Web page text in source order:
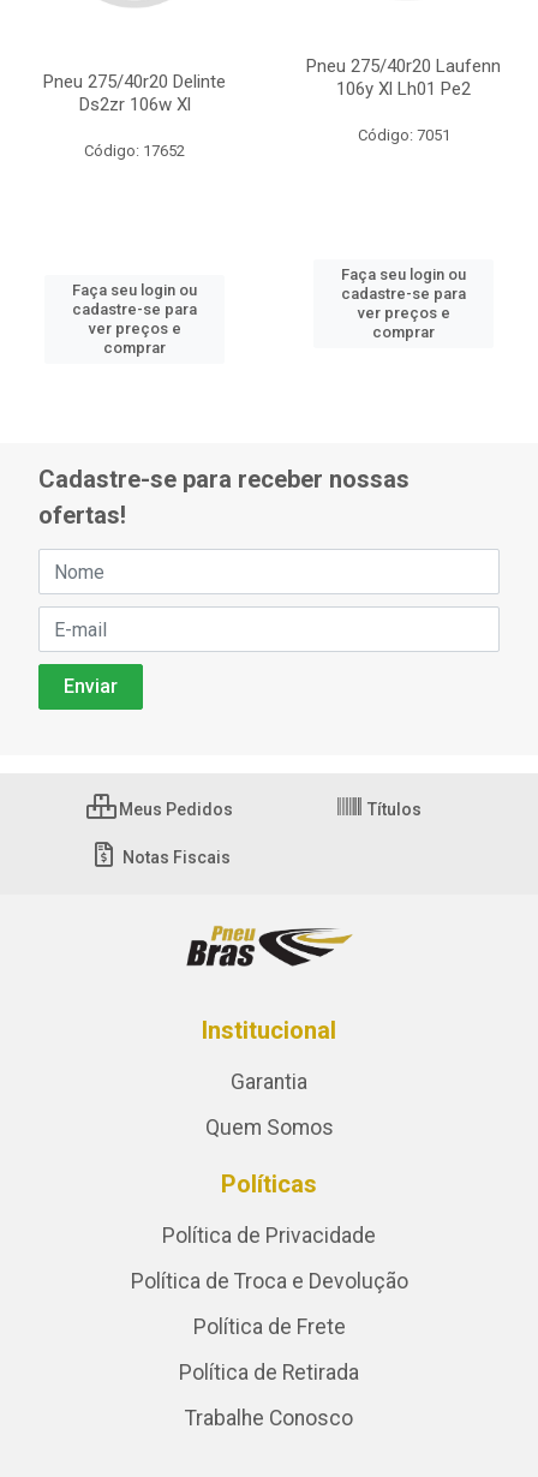
Pneu 275/40r20 Delinte
Ds2zr 106w Xl
Código: 17652
Faça seu login ou
cadastre-se para
ver preços e
comprar
Pneu 275/40r20 Laufenn
106y Xl Lh01 Pe2
Código: 7051
Faça seu login ou
cadastre-se para
ver preços e
comprar
Cadastre-se para receber nossas
ofertas!
Meus Pedidos Títulos
Notas Fiscais
Institucional
Garantia
Quem Somos
Políticas
Política de Privacidade
Política de Troca e Devolução
Política de Frete
Política de Retirada
Trabalhe Conosco